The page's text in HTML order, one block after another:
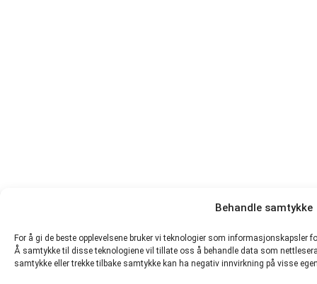
Behandle samtykke
For å gi de beste opplevelsene bruker vi teknologier som
Å samtykke til disse teknologiene vil tillate oss å behandle data som
samtykke eller trekke tilbake samtykke kan ha negativ innvirkning på visse